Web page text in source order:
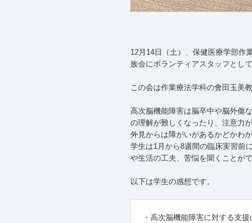
12月14日（土）、保健医療学部作
族会にボランティアスタッフとし
この会は作業療法学科の會田玉美
高次脳機能障害は脳卒中や脳外傷
の理解が難しくなったり、注意力
外見からは障がいがあるかどかわ
学生は1月から8週間の臨床実習前
や生活の工夫、苦悩を聞くことがで
以下は学生の感想です。
・高次脳機能障害に対する支